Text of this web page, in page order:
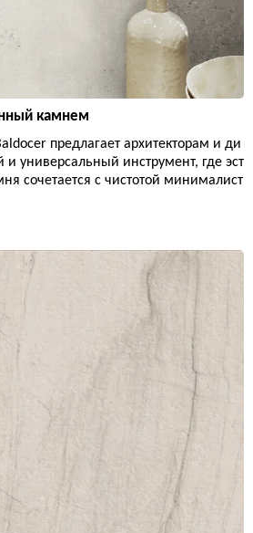
камнем
предлагает архитекторам и ди
универсальный инструмент, где эст
сочетается с чистотой минималист